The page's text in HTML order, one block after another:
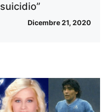
suicidio”
Dicembre 21, 2020